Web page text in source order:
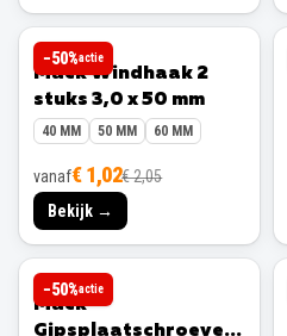
−50%actie
MACK
Mack Windhaak 2
stuks 3,0 x 50 mm
40 MM 50 MM 60 MM
vanaf€ 1,02€ 2,05
Bekijk →
−50%actie
MACK
Mack
Gipsplaatschroeven